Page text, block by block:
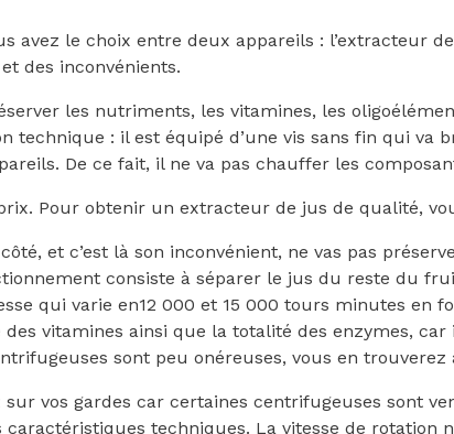
avez le choix entre deux appareils : l’extracteur
des inconvénients.
les nutriments, les vitamines, les
technique : il est équipé d’une vis sans fin qui
De ce fait, il ne va pas chauffer les
Pour obtenir un extracteur de jus de qualité,
et c’est là son inconvénient, ne vas pas
consiste à séparer le jus du reste du
qui varie en12 000 et 15 000 tours minutes en
vitamines ainsi que la totalité des enzymes,
sont peu onéreuses, vous en
vos gardes car certaines centrifugeuses sont
techniques. La vitesse de rotation